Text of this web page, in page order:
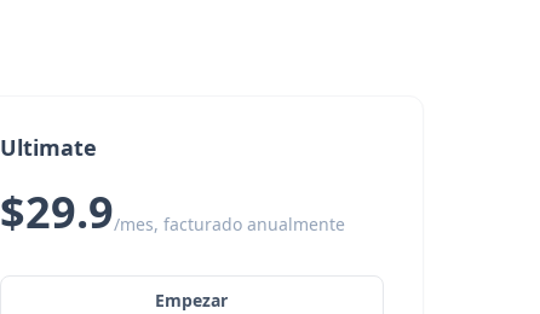
Ultimate
$29.9/mes, facturado anualmente
Empezar